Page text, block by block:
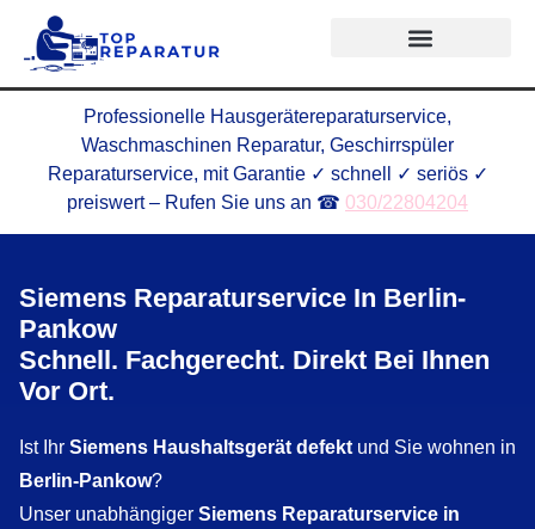
Professionelle Hausgerätereparaturservice,
Waschmaschinen Reparatur, Geschirrspüler
Reparaturservice, mit Garantie ✓ schnell ✓ seriös ✓
preiswert – Rufen Sie uns an ☎ 030/22804204
Siemens Reparaturservice In Berlin-
Pankow
Schnell. Fachgerecht. Direkt Bei Ihnen
Vor Ort.
Ist Ihr Siemens Haushaltsgerät defektund Sie wohnen in
Berlin-Pankow?
Unser unabhängiger Siemens Reparaturservice in